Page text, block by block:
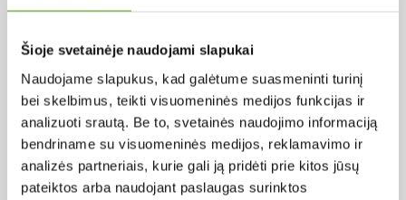
Šioje svetainėje naudojami slapukai
Naudojame slapukus, kad galėtume suasmeninti turinį
bei skelbimus, teikti visuomeninės medijos funkcijas ir
analizuoti srautą. Be to, svetainės naudojimo informaciją
bendriname su visuomeninės medijos, reklamavimo ir
analizės partneriais, kurie gali ją pridėti prie kitos jūsų
pateiktos arba naudojant paslaugas surinktos
Pagal abėcėlę:
Rezultatų nerasta...